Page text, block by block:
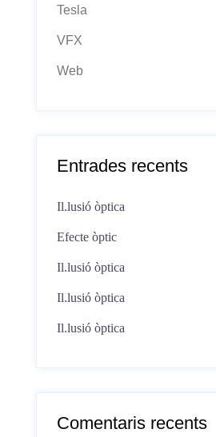
Tesla
VFX
Web
Entrades recents
Il.lusió òptica
Efecte òptic
Il.lusió òptica
Il.lusió òptica
Il.lusió òptica
Comentaris recents